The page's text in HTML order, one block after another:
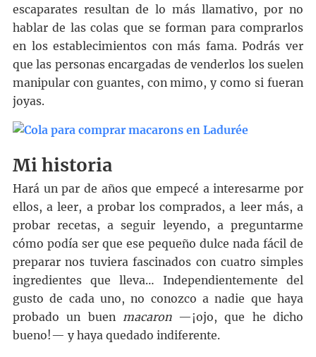
escaparates resultan de lo más llamativo, por no
hablar de las colas que se forman para comprarlos
en los establecimientos con más fama. Podrás ver
que las personas encargadas de venderlos los suelen
manipular con guantes, con mimo, y como si fueran
joyas.
Mi historia
Hará un par de años que empecé a interesarme por
ellos, a leer, a probar los comprados, a leer más, a
probar recetas, a seguir leyendo, a preguntarme
cómo podía ser que ese pequeño dulce nada fácil de
preparar nos tuviera fascinados con cuatro simples
ingredientes que lleva… Independientemente del
gusto de cada uno, no conozco a nadie que haya
probado un buen macaron—¡ojo, que he dicho
bueno!— y haya quedado indiferente.